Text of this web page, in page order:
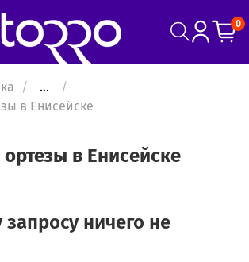
0
...
в Енисейске
в Енисейске
ничего не